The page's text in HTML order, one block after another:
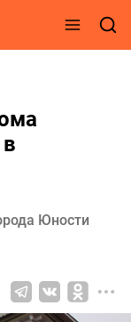
Юности